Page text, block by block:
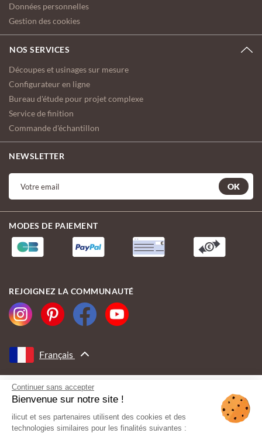
Continuer sans accepter
Bienvenue sur notre site !
ilicut et ses partenaires utilisent des cookies et des
technologies similaires pour les finalités suivantes :
Données personnelles
Gestion des cookies
NOS SERVICES
Découpes et usinages sur mesure
Configurateur en ligne
Bureau d'étude pour projet complexe
Service de finition
Commande d'échantillon
NEWSLETTER
OK
MODES DE PAIEMENT
REJOIGNEZ LA COMMUNAUTÉ
Français
AVEC LE SOUTIEN DE